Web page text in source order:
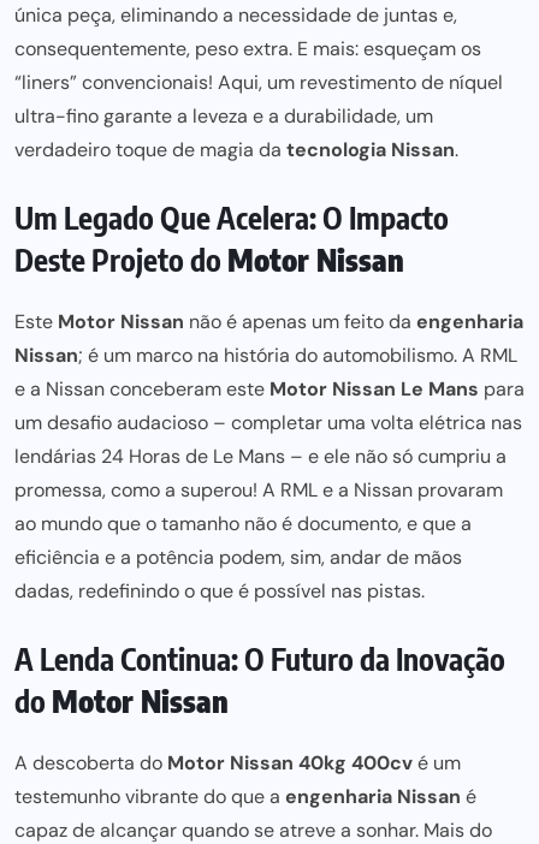
única peça, eliminando a necessidade de juntas e,
consequentemente, peso extra. E mais: esqueçam os
“liners” convencionais! Aqui, um revestimento de níquel
ultra-fino garante a leveza e a durabilidade, um
verdadeiro toque de magia da tecnologia Nissan.
Um Legado Que Acelera: O Impacto
Deste Projeto do Motor Nissan
Este Motor Nissan não é apenas um feito da engenharia
Nissan; é um marco na história do automobilismo. A RML
e a Nissan conceberam este Motor Nissan Le Mans para
um desafio audacioso – completar uma volta elétrica nas
lendárias 24 Horas de Le Mans – e ele não só cumpriu a
promessa, como a superou! A RML e a Nissan provaram
ao mundo que o tamanho não é documento, e que a
eficiência e a potência podem, sim, andar de mãos
dadas, redefinindo o que é possível nas pistas.
A Lenda Continua: O Futuro da Inovação
do Motor Nissan
A descoberta do Motor Nissan 40kg 400cvé um
testemunho vibrante do que a engenharia Nissan é
capaz de alcançar quando se atreve a sonhar. Mais do